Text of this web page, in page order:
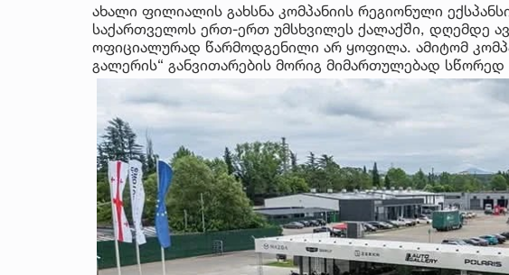
ახალი ფილიალის გახსნა კომპანიის რეგიონული
საქართველოს ერთ-ერთ უმსხვილეს ქალაქში, დღემდე
ოფიციალურად წარმოდგენილი არ ყოფილა. ამიტომ
გალერის“ განვითარების მორიგ მიმართულებად სწორედ